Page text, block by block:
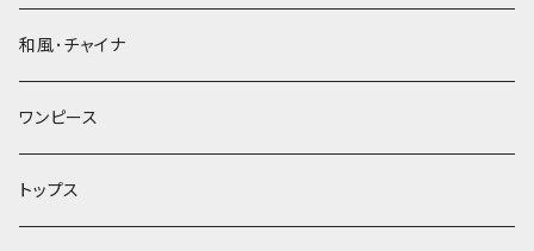
和風･チャイナ
ワンピース
トップス